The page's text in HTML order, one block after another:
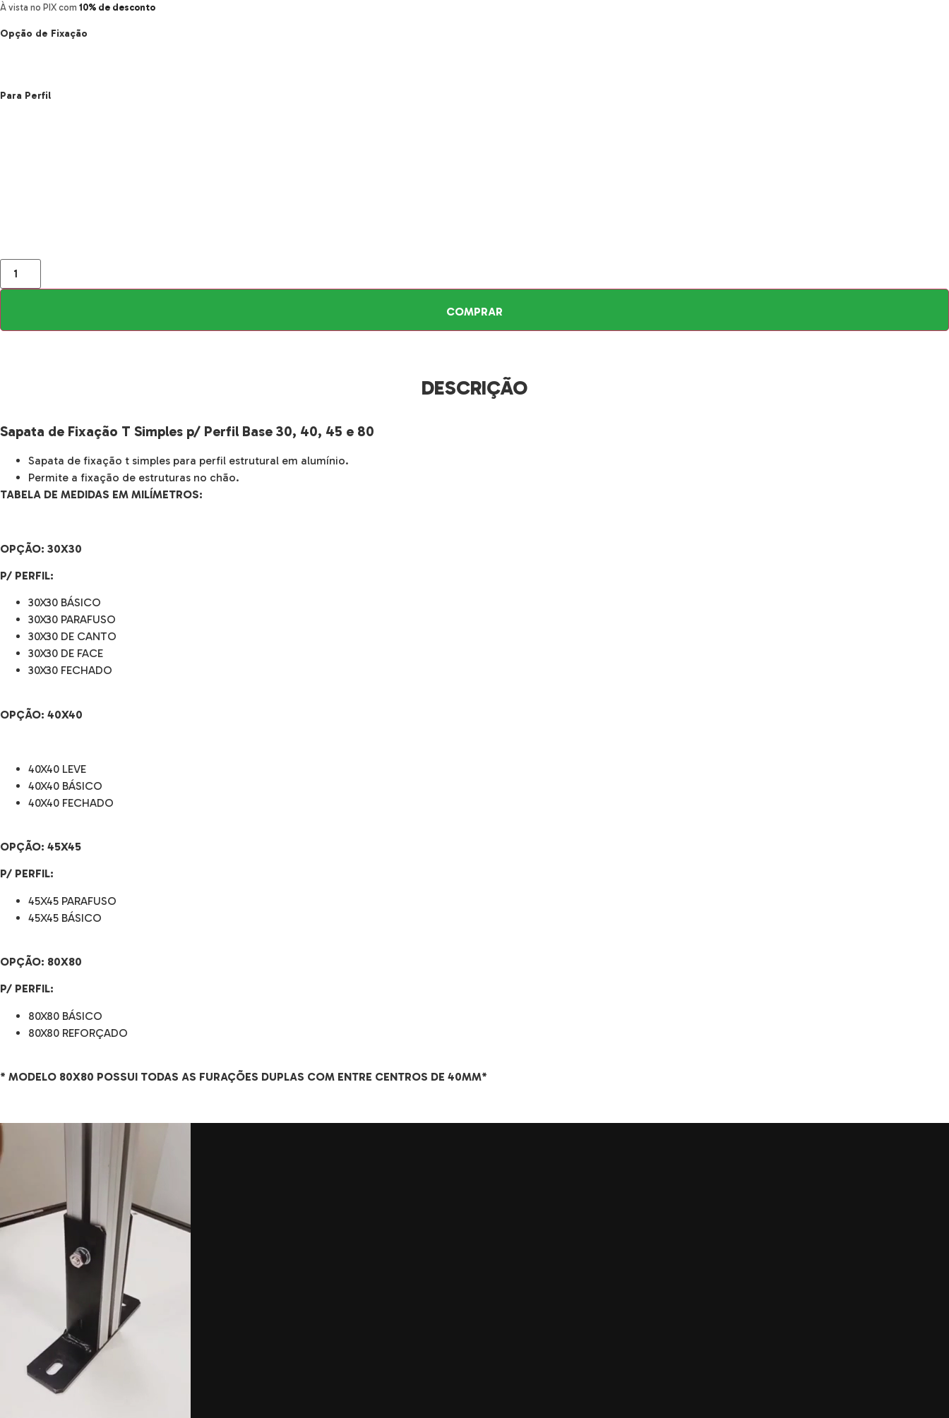
À vista no PIX com 10% de desconto
Opção de Fixação
Para Perfil
COMPRAR
DESCRIÇÃO
Sapata de Fixação T Simples p/ Perfil Base 30, 40, 45 e 80
Sapata de fixação t simples para perfil estrutural em alumínio.
Permite a fixação de estruturas no chão.
TABELA DE MEDIDAS EM MILÍMETROS:
OPÇÃO: 30X30
P/ PERFIL:
30X30 BÁSICO
30X30 PARAFUSO
30X30 DE CANTO
30X30 DE FACE
30X30 FECHADO
OPÇÃO: 40X40
40X40 LEVE
40X40 BÁSICO
40X40 FECHADO
OPÇÃO: 45X45
P/ PERFIL:
45X45 PARAFUSO
45X45 BÁSICO
OPÇÃO: 80X80
P/ PERFIL:
80X80 BÁSICO
80X80 REFORÇADO
* MODELO 80X80 POSSUI TODAS AS FURAÇÕES DUPLAS COM ENTRE CENTROS DE 40MM*